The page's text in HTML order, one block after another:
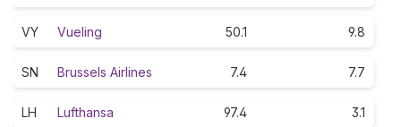
VY Vueling 50.1 9.8
SN Brussels Airlines 7.4 7.7
LH Lufthansa 97.4 3.1